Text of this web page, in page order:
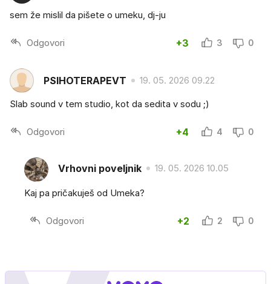
sem že mislil da pišete o umeku, dj-ju
Odgovori +3 3 0
PSIHOTERAPEVT 19. 05. 2026 09.22
Slab sound v tem studio, kot da sedita v sodu ;)
Odgovori +4 4 0
Vrhovni poveljnik 19. 05. 2026 10.05
Kaj pa pričakuješ od Umeka?
Odgovori +2 2 0